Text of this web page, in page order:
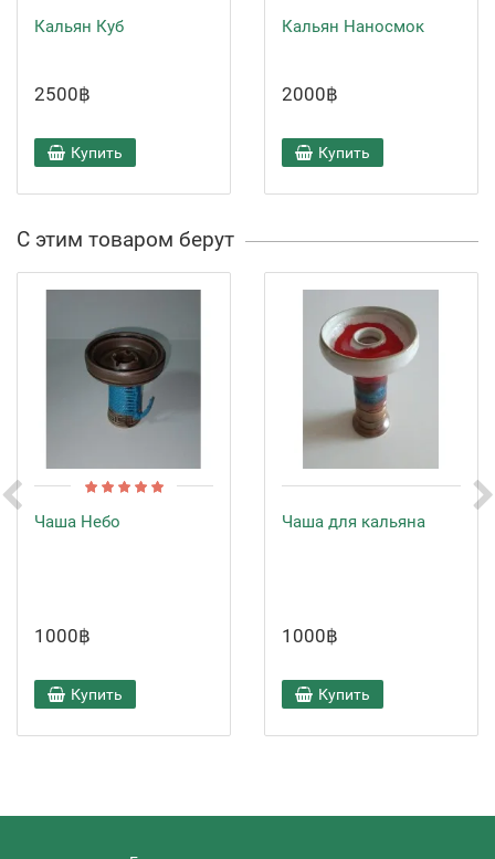
Кальян Куб
2500฿
Купить
Кальян Наносмок
2000฿
Купить
С этим товаром берут
Чаша Небо
1000฿
Купить
Чаша для кальяна
1000฿
Купить